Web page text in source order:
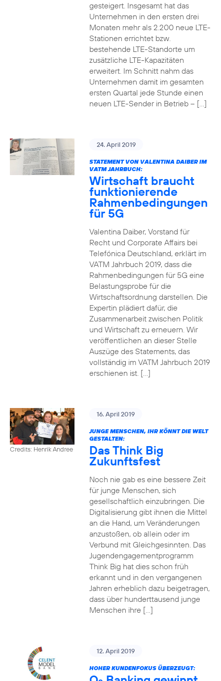
gesteigert. Insgesamt hat das
Unternehmen in den ersten drei
Monaten mehr als 2.200 neue LTE-
Stationen errichtet bzw.
bestehende LTE-Standorte um
zusätzliche LTE-Kapazitäten
erweitert. Im Schnitt nahm das
Unternehmen damit im gesamten
ersten Quartal jede Stunde einen
neuen LTE-Sender in Betrieb – […]
24. April 2019
STATEMENT VON VALENTINA DAIBER IM
VATM JAHRBUCH:
Wirtschaft braucht
funktionierende
Rahmenbedingungen
für 5G
Valentina Daiber, Vorstand für
Recht und Corporate Affairs bei
Telefónica Deutschland, erklärt im
VATM Jahrbuch 2019, dass die
Rahmenbedingungen für 5G eine
Belastungsprobe für die
Wirtschaftsordnung darstellen. Die
Expertin plädiert dafür, die
Zusammenarbeit zwischen Politik
und Wirtschaft zu erneuern. Wir
veröffentlichen an dieser Stelle
Auszüge des Statements, das
vollständig im VATM Jahrbuch 2019
erschienen ist. […]
Credits: Henrik Andree
16. April 2019
JUNGE MENSCHEN, IHR KÖNNT DIE WELT
GESTALTEN:
Das Think Big
Zukunftsfest
Noch nie gab es eine bessere Zeit
für junge Menschen, sich
gesellschaftlich einzubringen. Die
Digitalisierung gibt ihnen die Mittel
an die Hand, um Veränderungen
anzustoßen, ob allein oder im
Verbund mit Gleichgesinnten. Das
Jugendengagementprogramm
Think Big hat dies schon früh
erkannt und in den vergangenen
Jahren erheblich dazu beigetragen,
dass über hunderttausend junge
Menschen ihre […]
12. April 2019
HOHER KUNDENFOKUS ÜBERZEUGT: